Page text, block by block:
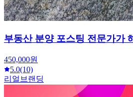
부동산 분양 포스팅 전문가가
450,000원
5.0(10)
리얼브랜딩